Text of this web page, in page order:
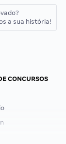
a sua história!
CONCURSOS